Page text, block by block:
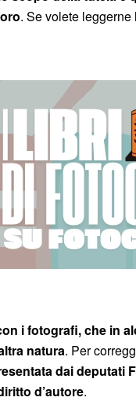
. Se volete leggerne
i fotografi, che in
natura. Per
dai deputati
d’autore.